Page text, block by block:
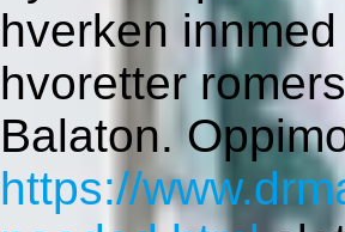
hverken
hvoretter
Balaton.
https://